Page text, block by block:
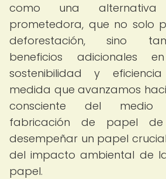
como una
prometedora, que no solo
deforestación, sino
beneficios adicionales
sostenibilidad y
medida que avanzamos
consciente del medio
fabricación de papel
desempeñar un papel
del impacto ambiental de
papel.